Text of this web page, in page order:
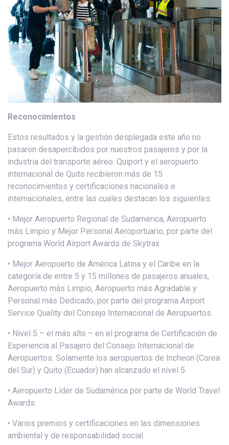
Reconocimientos
Estos resultados y la gestión desplegada este año no
pasaron desapercibidos por nuestros pasajeros y por la
industria del transporte aéreo. Quiport y el aeropuerto
internacional de Quito recibieron más de 15
reconocimientos y certificaciones nacionales e
internacionales, entre las cuales destacan los siguientes:
• Mejor Aeropuerto Regional de Sudamérica, Aeropuerto
más Limpio y Mejor Personal Aeroportuario, por parte del
programa World Airport Awards de Skytrax.
• Mejor Aeropuerto de América Latina y el Caribe en la
categoría de entre 5 y 15 millones de pasajeros anuales,
Aeropuerto más Limpio, Aeropuerto más Agradable y
Personal más Dedicado, por parte del programa Airport
Service Quality del Consejo Internacional de Aeropuertos.
• Nivel 5 – el más alto – en el programa de Certificación de
Experiencia al Pasajero del Consejo Internacional de
Aeropuertos. Solamente los aeropuertos de Incheon (Corea
del Sur) y Quito (Ecuador) han alcanzado el nivel 5.
• Aeropuerto Líder de Sudamérica por parte de World Travel
Awards.
• Varios premios y certificaciones en las dimensiones
ambiental y de responsabilidad social.